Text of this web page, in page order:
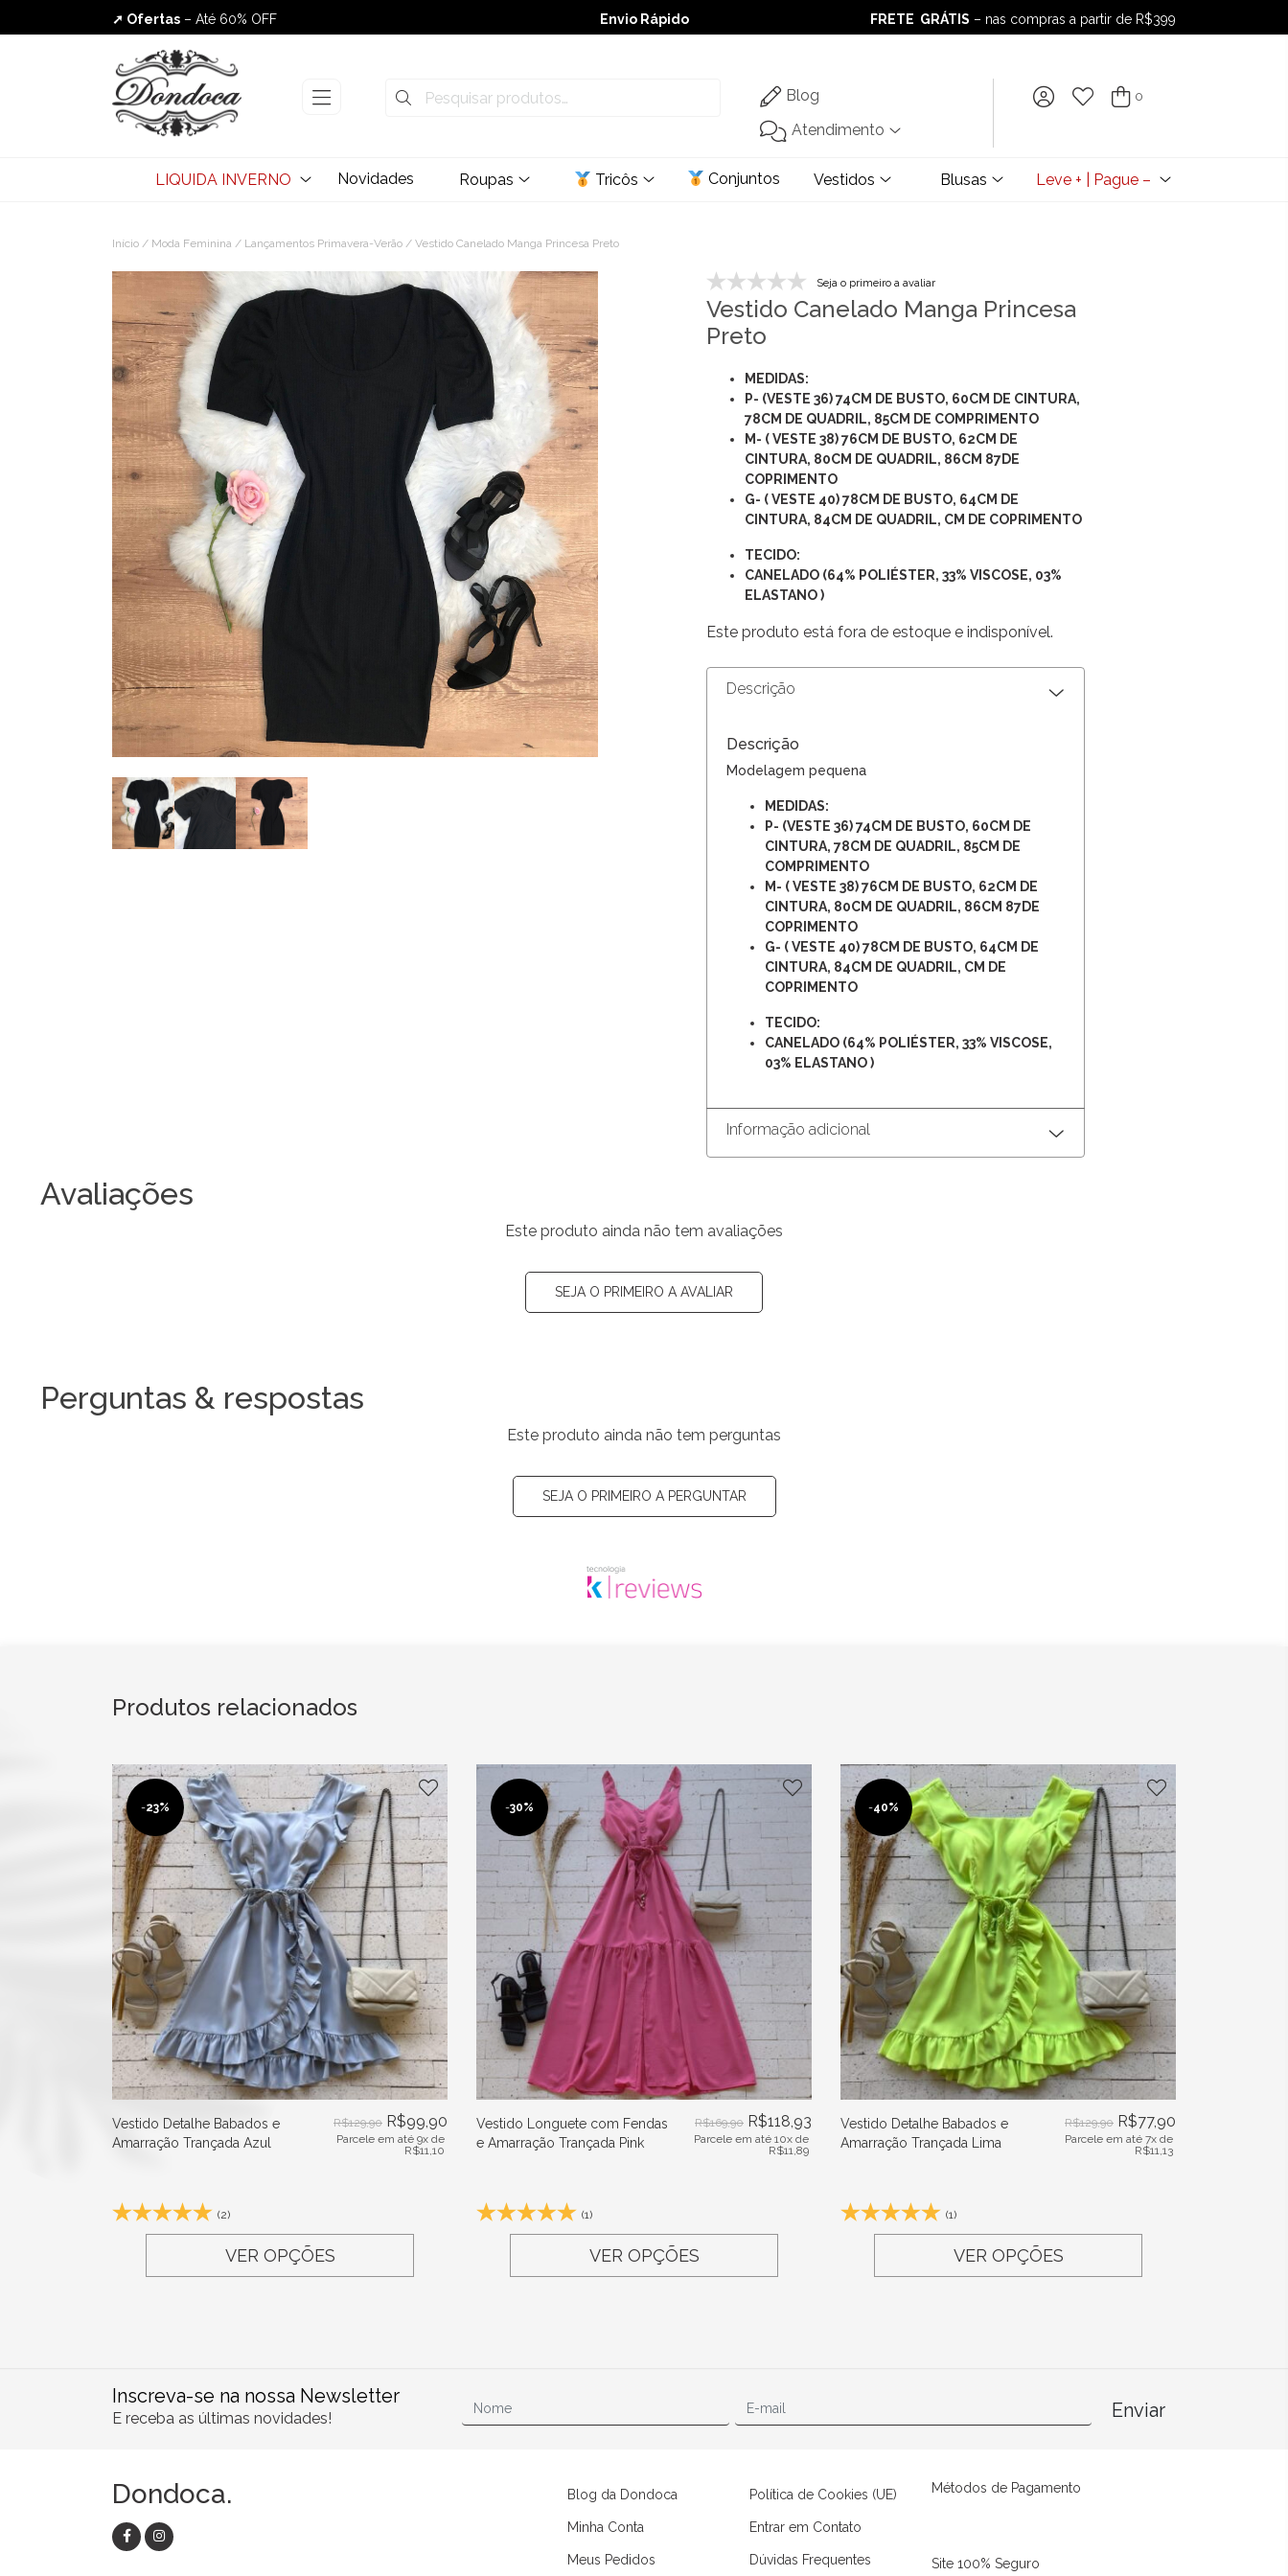
➚ Ofertas – Até 60% OFF
Envio Rápido
Envio Rápido
➚ Ofertas– Até 60% OFF
FRETE GRÁTIS – nas compras a partir de R$399
FRETE GRÁTIS– nas compras a partir de R$399
Blog
Atendimento
0
LIQUIDA INVERNO Novidades Roupas Tricôs Conjuntos Vestidos Blusas Leve + | Pague –
Início / Moda Feminina / Lançamentos Primavera-Verão / Vestido Canelado Manga Princesa Preto
Seja o primeiro a avaliar
Vestido Canelado Manga Princesa
Preto
MEDIDAS:
P- (VESTE 36) 74CM DE BUSTO, 60CM DE CINTURA,
78CM DE QUADRIL, 85CM DE COMPRIMENTO
M- ( VESTE 38) 76CM DE BUSTO, 62CM DE
CINTURA, 80CM DE QUADRIL, 86CM 87DE
COPRIMENTO
G- ( VESTE 40) 78CM DE BUSTO, 64CM DE
CINTURA, 84CM DE QUADRIL, CM DE COPRIMENTO
TECIDO:
CANELADO (64% POLIÉSTER, 33% VISCOSE, 03%
ELASTANO )
Este produto está fora de estoque e indisponível.
Descrição
Descrição
Modelagem pequena
MEDIDAS:
P- (VESTE 36) 74CM DE BUSTO, 60CM DE
CINTURA, 78CM DE QUADRIL, 85CM DE
COMPRIMENTO
M- ( VESTE 38) 76CM DE BUSTO, 62CM DE
CINTURA, 80CM DE QUADRIL, 86CM 87DE
COPRIMENTO
G- ( VESTE 40) 78CM DE BUSTO, 64CM DE
CINTURA, 84CM DE QUADRIL, CM DE
COPRIMENTO
TECIDO:
CANELADO (64% POLIÉSTER, 33% VISCOSE,
03% ELASTANO )
Informação adicional
Avaliações
Este produto ainda não tem avaliações
SEJA O PRIMEIRO A AVALIAR
Perguntas & respostas
Este produto ainda não tem perguntas
SEJA O PRIMEIRO A PERGUNTAR
Produtos relacionados
-23%
Vestido Detalhe Babados e
Amarração Trançada Azul
R$129,90 R$99,90
Parcele em até 9x de
R$11,10
(2)
VER OPÇÕES
-30%
Vestido Longuete com Fendas
e Amarração Trançada Pink
R$169,90 R$118,93
Parcele em até 10x de
R$11,89
(1)
VER OPÇÕES
-40%
Vestido Detalhe Babados e
Amarração Trançada Lima
R$129,90 R$77,90
Parcele em até 7x de
R$11,13
(1)
VER OPÇÕES
Inscreva-se na nossa Newsletter
E receba as últimas novidades! Enviar
Dondoca. Blog da Dondoca
Minha Conta
Meus Pedidos
Política de Cookies (UE)
Entrar em Contato
Dúvidas Frequentes
Métodos de Pagamento
Site 100% Seguro